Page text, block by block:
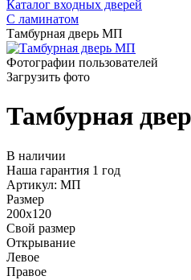
Каталог входных дверей
С ламинатом
Тамбурная дверь МП
Фотографии пользователей
Загрузить фото
Тамбурная
В наличии
Наша гарантия 1 год
Артикул: МП
Размер
200х120
Свой размер
Открывание
Левое
Правое